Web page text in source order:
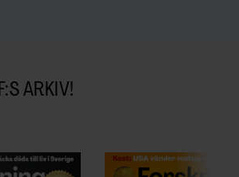
ARKIV!